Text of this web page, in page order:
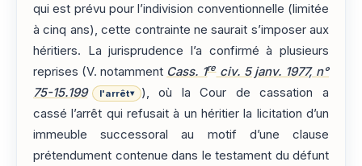
qui est prévu pour l’indivision conventionnelle (limitée
à cinq ans), cette contrainte ne saurait s’imposer aux
héritiers. La jurisprudence l’a confirmé à plusieurs
reprises (V. notamment Cass. 1reciv. 5 janv. 1977, n°
75-15.199
l'arrêt▾
), où la Cour de cassation a
cassé l’arrêt qui refusait à un héritier la licitation d’un
immeuble successoral au motif d’une clause
prétendument contenue dans le testament du défunt